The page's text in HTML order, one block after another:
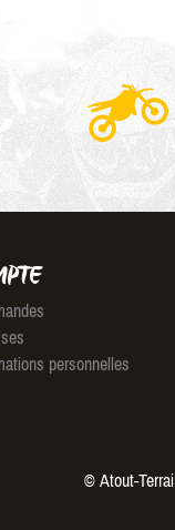
personnelles
© Atout-